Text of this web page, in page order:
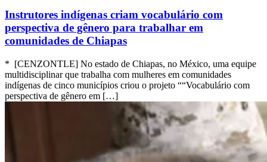
Instrutores indígenas criam vocabulário com
perspectiva de gênero para trabalhar em
comunidades de Chiapas
* [CENZONTLE] No estado de Chiapas, no México, uma equipe
multidisciplinar que trabalha com mulheres em comunidades
indígenas de cinco municípios criou o projeto ““Vocabulário com
perspectiva de gênero em […]